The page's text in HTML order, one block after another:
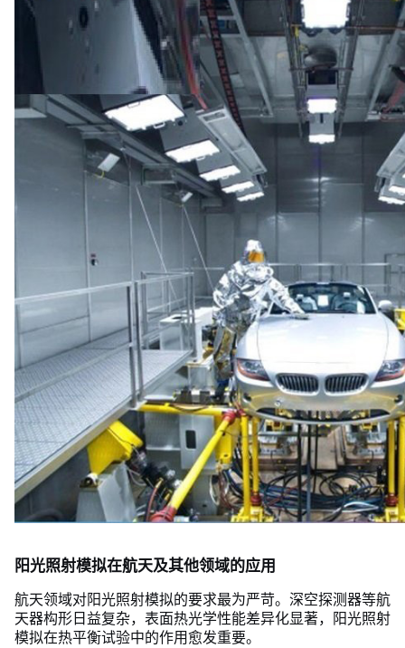
阳光照射模拟在航天及其他领域的应用
航天领域对阳光照射模拟的要求最为严苛。深空探测器等航
天器构形日益复杂，表面热光学性能差异化显著，阳光照射
模拟在热平衡试验中的作用愈发重要。